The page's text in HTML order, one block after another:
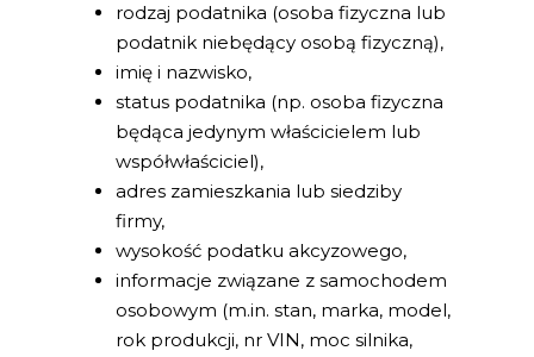
rodzaj podatnika (osoba fizyczna lub
podatnik niebędący osobą fizyczną),
imię i nazwisko,
status podatnika (np. osoba fizyczna
będąca jedynym właścicielem lub
współwłaściciel),
adres zamieszkania lub siedziby
firmy,
wysokość podatku akcyzowego,
informacje związane z samochodem
osobowym (m.in. stan, marka, model,
rok produkcji, nr VIN, moc silnika,